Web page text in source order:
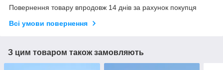
Повернення товару впродовж 14 днів за рахунок покупця
Всі умови повернення
З цим товаром також замовляють